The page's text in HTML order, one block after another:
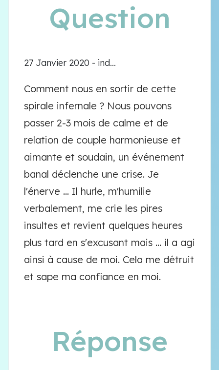
Question
27 Janvier 2020 - ind...
Comment nous en sortir de cette
spirale infernale ? Nous pouvons
passer 2-3 mois de calme et de
relation de couple harmonieuse et
aimante et soudain, un événement
banal déclenche une crise. Je
l'énerve ... Il hurle, m'humilie
verbalement, me crie les pires
insultes et revient quelques heures
plus tard en s'excusant mais ... il a agi
ainsi à cause de moi. Cela me détruit
et sape ma confiance en moi.
Réponse